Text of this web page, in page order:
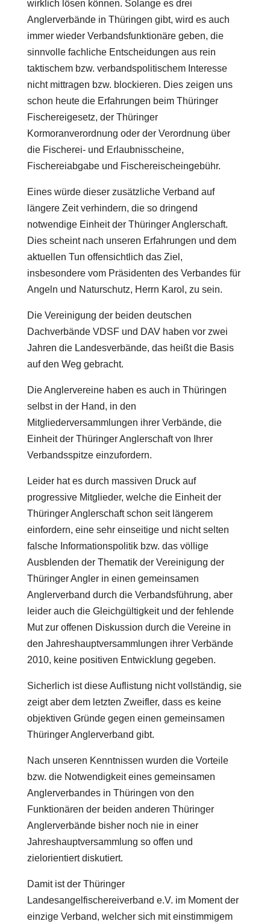
wirklich lösen können. Solange es drei
Anglerverbände in Thüringen gibt, wird es auch
immer wieder Verbandsfunktionäre geben, die
sinnvolle fachliche Entscheidungen aus rein
taktischem bzw. verbandspolitischem Interesse
nicht mittragen bzw. blockieren. Dies zeigen uns
schon heute die Erfahrungen beim Thüringer
Fischereigesetz, der Thüringer
Kormoranverordnung oder der Verordnung über
die Fischerei- und Erlaubnisscheine,
Fischereiabgabe und Fischereischeingebühr.
Eines würde dieser zusätzliche Verband auf
längere Zeit verhindern, die so dringend
notwendige Einheit der Thüringer Anglerschaft.
Dies scheint nach unseren Erfahrungen und dem
aktuellen Tun offensichtlich das Ziel,
insbesondere vom Präsidenten des Verbandes für
Angeln und Naturschutz, Herrn Karol, zu sein.
Die Vereinigung der beiden deutschen
Dachverbände VDSF und DAV haben vor zwei
Jahren die Landesverbände, das heißt die Basis
auf den Weg gebracht.
Die Anglervereine haben es auch in Thüringen
selbst in der Hand, in den
Mitgliederversammlungen ihrer Verbände, die
Einheit der Thüringer Anglerschaft von Ihrer
Verbandsspitze einzufordern.
Leider hat es durch massiven Druck auf
progressive Mitglieder, welche die Einheit der
Thüringer Anglerschaft schon seit längerem
einfordern, eine sehr einseitige und nicht selten
falsche Informationspolitik bzw. das völlige
Ausblenden der Thematik der Vereinigung der
Thüringer Angler in einen gemeinsamen
Anglerverband durch die Verbandsführung, aber
leider auch die Gleichgültigkeit und der fehlende
Mut zur offenen Diskussion durch die Vereine in
den Jahreshauptversammlungen ihrer Verbände
2010, keine positiven Entwicklung gegeben.
Sicherlich ist diese Auflistung nicht vollständig, sie
zeigt aber dem letzten Zweifler, dass es keine
objektiven Gründe gegen einen gemeinsamen
Thüringer Anglerverband gibt.
Nach unseren Kenntnissen wurden die Vorteile
bzw. die Notwendigkeit eines gemeinsamen
Anglerverbandes in Thüringen von den
Funktionären der beiden anderen Thüringer
Anglerverbände bisher noch nie in einer
Jahreshauptversammlung so offen und
zielorientiert diskutiert.
Damit ist der Thüringer
Landesangelfischereiverband e.V. im Moment der
einzige Verband, welcher sich mit einstimmigem